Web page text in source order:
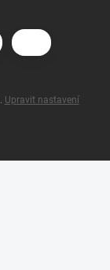
Upravit nastavení